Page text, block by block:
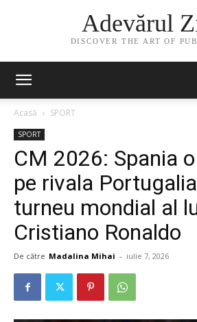
Adevărul
DISCOVER THE ART OF
Acasă SPORT
SPORT
CM 2026: Spania
pe rivala
turneu mondial al
Cristiano Ronaldo
De către Madalina Mihai - iulie 7, 2026